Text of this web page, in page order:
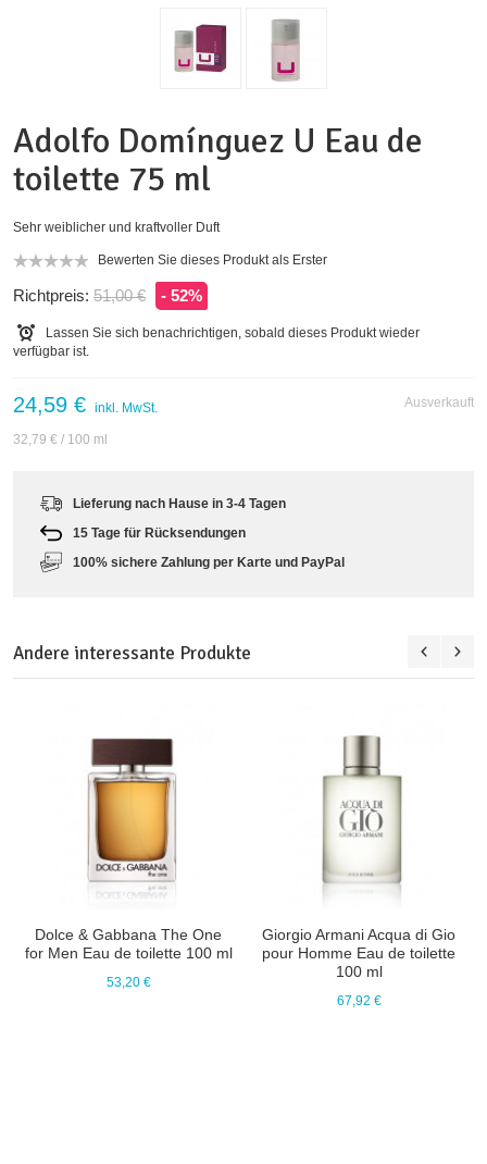
Adolfo Domínguez U Eau de
toilette 75 ml
Sehr weiblicher und kraftvoller Duft
Bewerten Sie dieses Produkt als Erster
Richtpreis: 51,00 € - 52%
Lassen Sie sich benachrichtigen, sobald dieses Produkt wieder
verfügbar ist.
Ausverkauft
24,59 € inkl. MwSt.
32,79 € / 100 ml
Lieferung nach Hause in 3-4 Tagen
15 Tage für Rücksendungen
100% sichere Zahlung per Karte und PayPal
Andere interessante Produkte
Dolce & Gabbana The One
for Men Eau de toilette 100 ml
53,20 €
Giorgio Armani Acqua di Gio
pour Homme Eau de toilette
100 ml
67,92 €